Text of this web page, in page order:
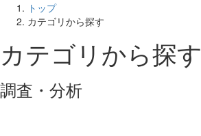
トップ
カテゴリから探す
カテゴリから探す
調査・分析